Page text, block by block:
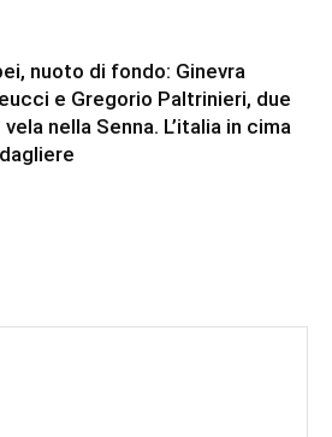
nuoto di fondo: Ginevra
e Gregorio Paltrinieri, due
nella Senna. L’italia in cima